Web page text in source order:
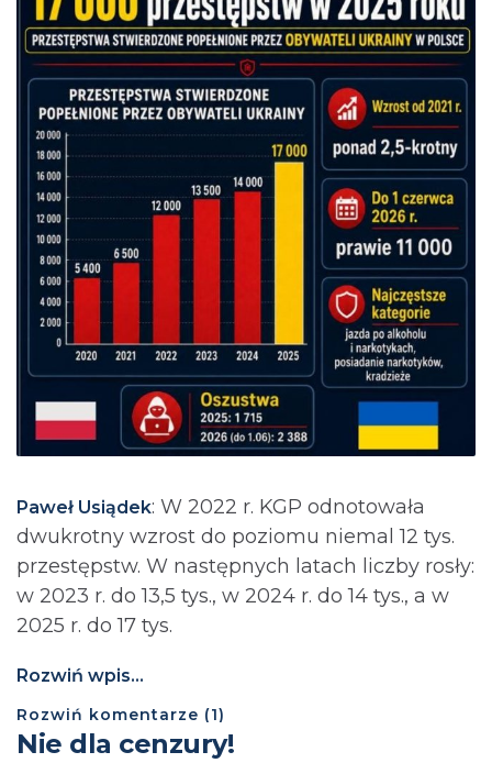
Paweł Usiądek: ⁨W 2022 r. KGP odnotowała
dwukrotny wzrost do poziomu niemal 12 tys.
przestępstw. W następnych latach liczby rosły:
w 2023 r. do 13,5 tys., w 2024 r. do 14 tys., a w
2025 r. do 17 tys.
Rozwiń wpis...
Rozwiń komentarze (1)
Nie dla cenzury!